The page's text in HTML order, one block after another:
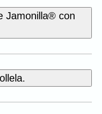
Jamonilla® con